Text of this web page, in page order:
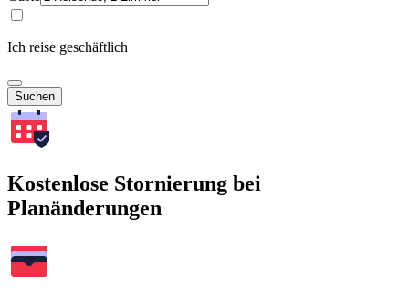
Ich reise geschäftlich
Suchen
Kostenlose Stornierung bei
Planänderungen